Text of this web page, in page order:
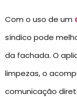
Com o uso de um
síndico pode
da fachada. O
limpezas, o
comunicação